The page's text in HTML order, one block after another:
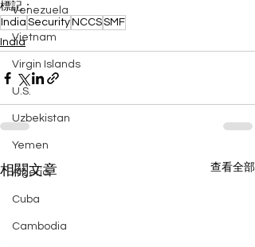
Venezuela
Vietnam
Virgin Islands
U.S.
Uzbekistan
Yemen
Algeria
Cuba
Cambodia
標記：
India Security NCCSSMF
India
相關文章 查看全部